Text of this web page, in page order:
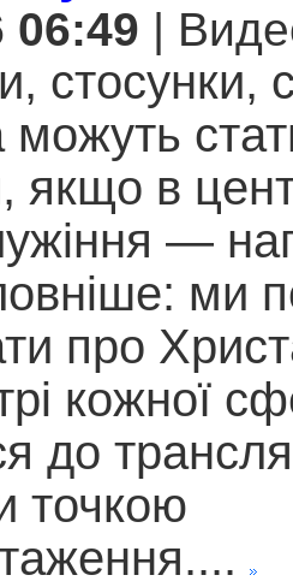
06:49 |
стосунки,
можуть
якщо в
—
ми
про
кожної
до
точкою